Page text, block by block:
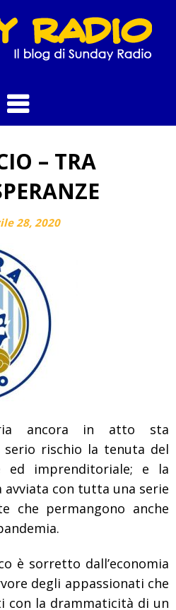
– TRA
28, 2020
ancora in atto sta
rischio la tenuta del
ed imprenditoriale; e la
avviata con tutta una serie
che permangono anche
è sorretto dall’economia
degli appassionati che
con la drammaticità di un